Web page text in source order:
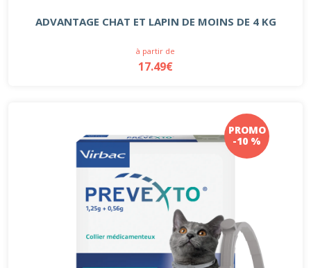
ADVANTAGE CHAT ET LAPIN DE MOINS DE 4 KG
à partir de
17.49€
PROMO
-10 %